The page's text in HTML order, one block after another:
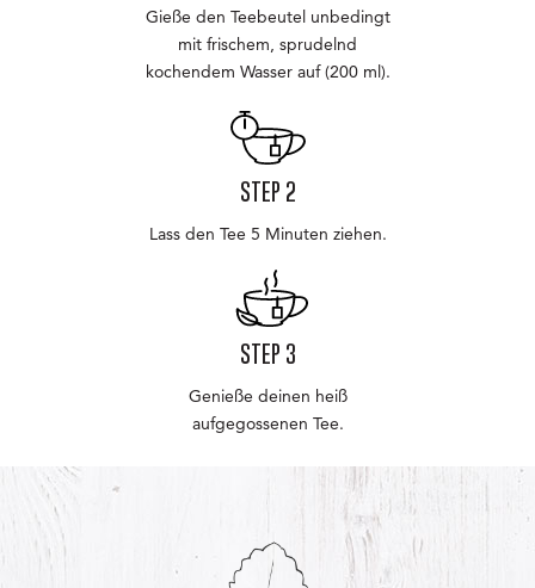
Gieße den Teebeutel unbedingt
mit frischem, sprudelnd
kochendem Wasser auf (200 ml).
STEP 2
Lass den Tee 5 Minuten ziehen.
STEP 3
Genieße deinen heiß
aufgegossenen Tee.